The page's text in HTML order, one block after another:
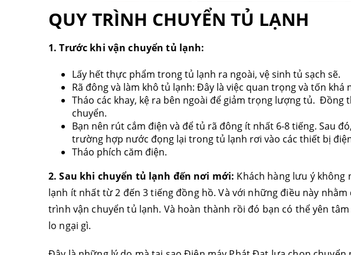
QUY TRÌNH CHUYỂN TỦ LẠNH
1. Trước khi vận chuyển tủ lạnh:
Lấy hết thực phẩm trong tủ lạnh ra ngoài, vệ sinh tủ sạch sẽ.
Rã đông và làm khô tủ lạnh: Đây là việc quan trọng và tốn khá
Tháo các khay, kệ ra bên ngoài để giảm trọng lượng tủ.
chuyển.
Bạn nên rút cắm điện và để tủ rã đông ít nhất 6-8 tiếng. Sau
trường hợp nước đọng lại trong tủ lạnh rơi vào các thiết bị
Tháo phích căm điện.
2. Sau khi chuyển tủ lạnh đến nơi mới: Khách hàng lưu ý không
lạnh ít nhất từ 2 đến 3 tiếng đồng hồ. Và với những điều này
trình vận chuyển tủ lạnh. Và hoàn thành rồi đó bạn có thể yên
lo ngại gì.